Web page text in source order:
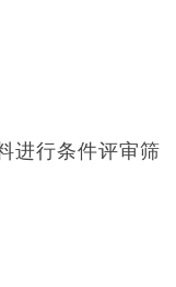
进行条件评审筛